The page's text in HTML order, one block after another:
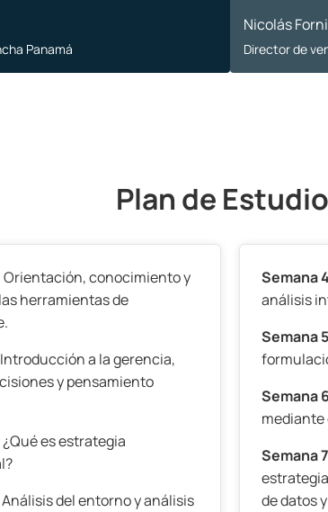
Panamá
Nicolás
Director de
Plan de
Orientación, conocimiento y
herramientas de
Introducción a la gerencia,
y pensamiento
¿Qué es estrategia
Análisis del entorno y análisis
Semana
análisis
Semana
Semana
mediante
Semana
de datos